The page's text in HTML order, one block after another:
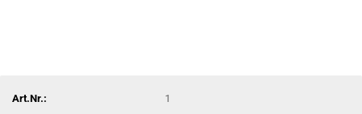
Art.Nr.:
1